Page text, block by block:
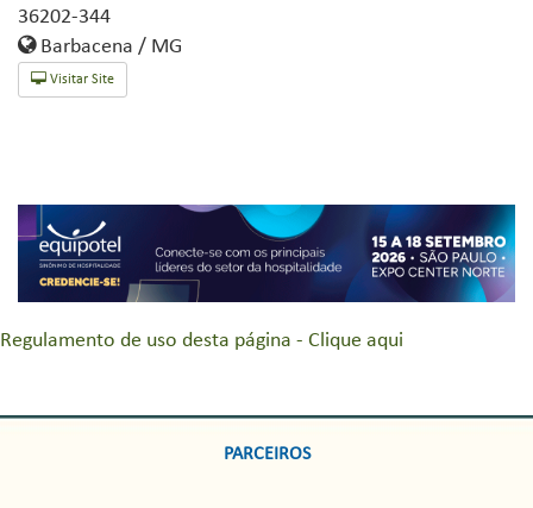
36202-344
Barbacena / MG
Visitar Site
Regulamento de uso desta página - Clique aqui
PARCEIROS